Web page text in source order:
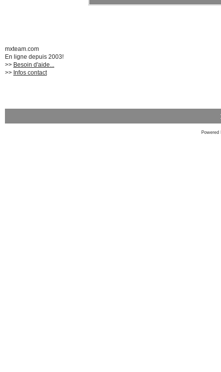
mxteam.com
En ligne depuis 2003!
>> Besoin d'aide...
>> Infos contact